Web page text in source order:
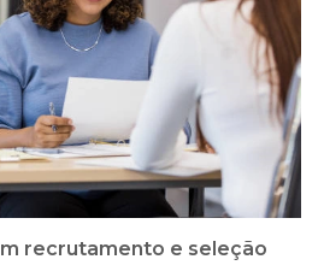
recrutamento e seleção